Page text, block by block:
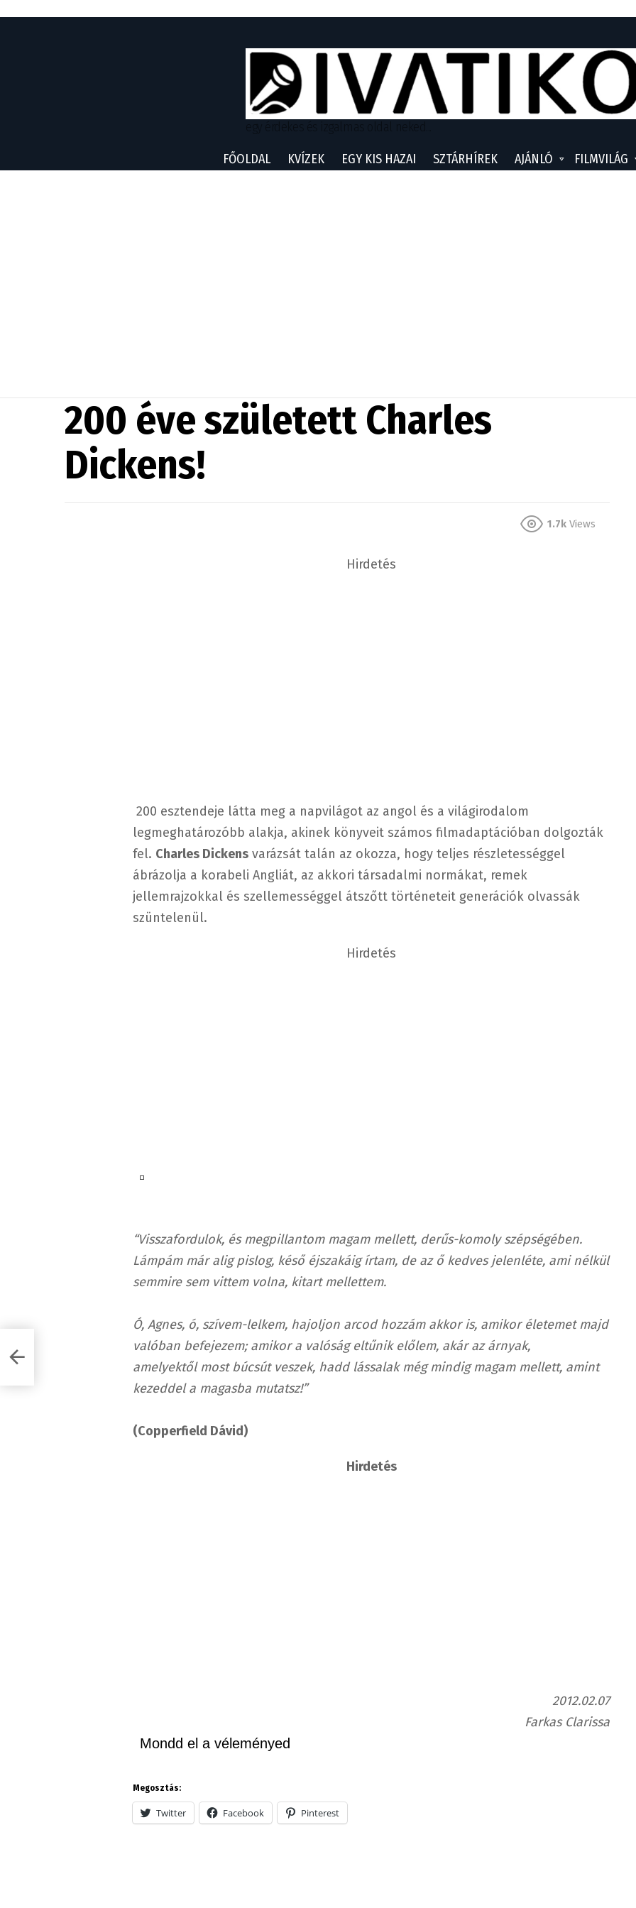
FŐOLDAL KVÍZEK EGY KIS HAZAI SZTÁRHÍREK AJÁNLÓ FILMVILÁG
200 éve született Charles
Dickens!
1.7k Views
Hirdetés
200 esztendeje látta meg a napvilágot az angol és a világirodalom
legmeghatározóbb alakja, akinek könyveit számos filmadaptációban dolgozták
fel. Charles Dickens varázsát talán az okozza, hogy teljes részletességgel
ábrázolja a korabeli Angliát, az akkori társadalmi normákat, remek
jellemrajzokkal és szellemességgel átszőtt történeteit generációk olvassák
szüntelenül.
Hirdetés
“Visszafordulok, és megpillantom magam mellett, derűs-komoly szépségében.
Lámpám már alig pislog, késő éjszakáig írtam, de az ő kedves jelenléte, ami nélkül
semmire sem vittem volna, kitart mellettem.
Ó, Agnes, ó, szívem-lelkem, hajoljon arcod hozzám akkor is, amikor életemet majd
valóban befejezem;amikor a valóság eltűnik előlem, akár az árnyak,
amelyektől most búcsút veszek, hadd lássalak még mindig magam mellett, amint
kezeddel a magasba mutatsz!”
(Copperfield Dávid)
Hirdetés
2012.02.07
Farkas Clarissa
Mondd el a véleményed
Megosztás:
Twitter Facebook Pinterest